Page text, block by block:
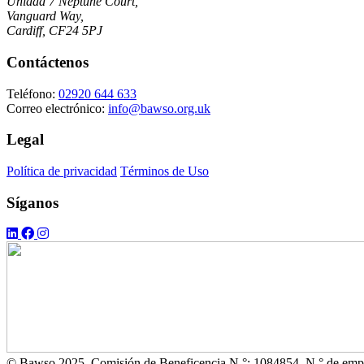
Vanguard Way,
Cardiff, CF24 5PJ
Contáctenos
Teléfono: 02920 644 633
Correo electrónico: info@bawso.org.uk
Legal
Política de privacidad Términos de Uso
Síganos